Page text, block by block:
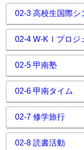
02-3 高校生国際シ
02-4 W-KＩプロジ
02-5 甲南塾
02-6 甲南タイム
02-7 修学旅行
02-8 読書活動